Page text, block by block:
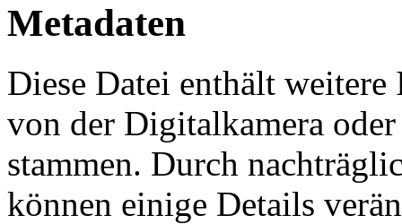
Metadaten
Diese Datei enthält
von der Digitalkamera
stammen. Durch
können einige Details